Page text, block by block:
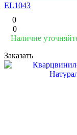
EL1043
0
0
Наличие
Заказать